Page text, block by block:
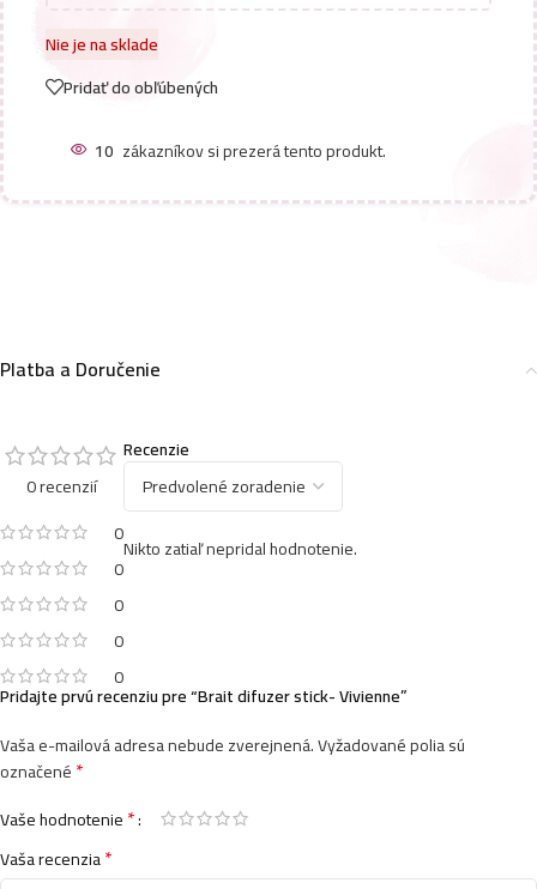
Nie je na sklade
Pridať do obľúbených
10 zákazníkov si prezerá tento produkt.
Platba a Doručenie
0 recenzií
0
0
0
0
0
Recenzie
Nikto zatiaľ nepridal hodnotenie.
Pridajte prvú recenziu pre “Brait difuzer stick- Vivienne”
Vaša e-mailová adresa nebude zverejnená.Vyžadované polia sú
označené*
Vaše hodnotenie*
Vaša recenzia*